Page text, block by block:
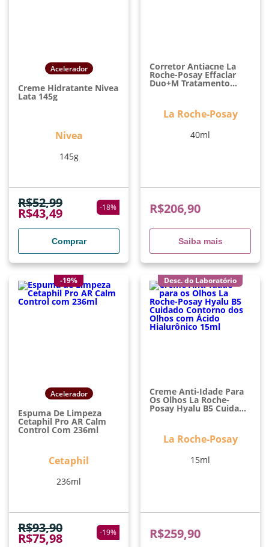
Acelerador
Creme Hidratante Nivea
Lata 145g
Nivea
145g
R$52,99
R$43,49 -18%
Comprar
Corretor Antiacne La
Roche-Posay Effaclar
Duo+M Tratamento
La Roche-Posay
40ml
R$206,90
Saiba mais
-19%
Acelerador
Espuma De Limpeza
Cetaphil Pro AR Calm
Control Com 236ml
Cetaphil
236ml
R$93,90
R$75,98 -19%
Desc. do Laboratório
Creme Anti-Idade Para
Os Olhos La Roche-
Posay Hyalu B5 Cuidado
Contorno Dos Olhos
15mlLa Roche-Posay
15ml
R$259,90